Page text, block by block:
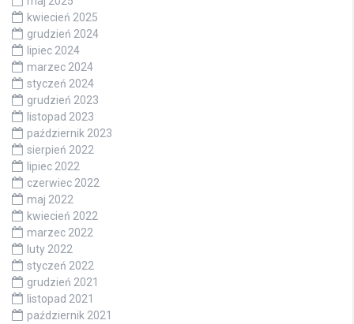
kwiecień 2025
grudzień 2024
lipiec 2024
marzec 2024
styczeń 2024
grudzień 2023
listopad 2023
październik 2023
sierpień 2022
lipiec 2022
czerwiec 2022
maj 2022
kwiecień 2022
marzec 2022
luty 2022
styczeń 2022
grudzień 2021
listopad 2021
październik 2021